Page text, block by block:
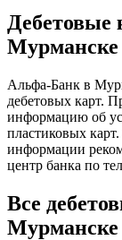
Мурманске
Альфа-Банк в
дебетовых карт.
информацию об
пластиковых
информации
центр банка по
Все
Мурманске